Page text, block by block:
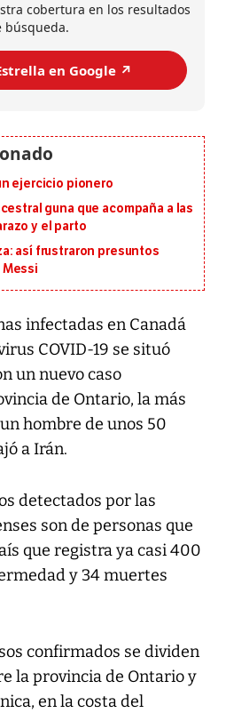
cobertura en los resultados
búsqueda.
en Google ↗️
ejercicio pionero
guna que acompaña a las
y el parto
así frustraron presuntos
infectadas en Canadá
COVID-19 se situó
un nuevo caso
de Ontario, la más
hombre de unos 50
a Irán.
detectados por las
son de personas que
que registra ya casi 400
y 34 muertes
confirmados se dividen
la provincia de Ontario y
en la costa del